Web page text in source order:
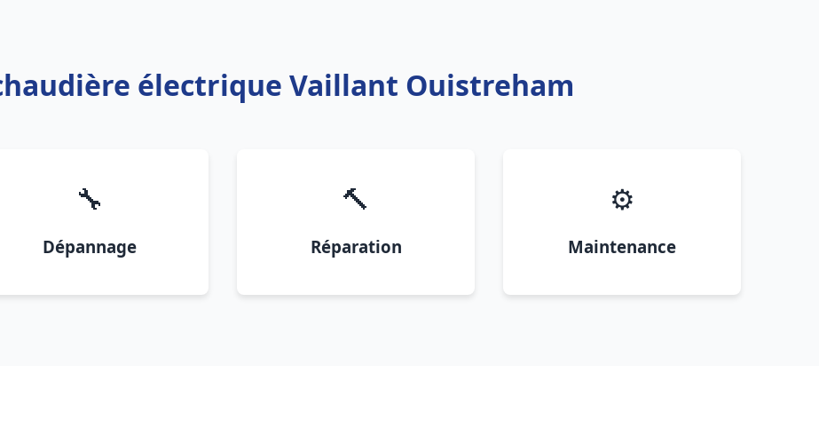
électrique Vaillant Ouistreham
🔧
Dépannage
🔨
Réparation
⚙️
Maintenance